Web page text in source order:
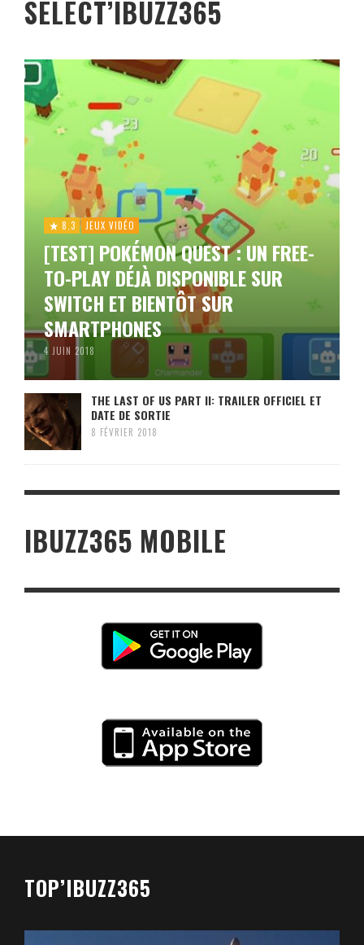
SELECT’IBUZZ365
8.3 JEUX VIDÉO
[TEST] POKÉMON QUEST : UN FREE-
TO-PLAY DÉJÀ DISPONIBLE SUR
SWITCH ET BIENTÔT SUR
SMARTPHONES
4 JUIN 2018
THE LAST OF US PART II: TRAILER OFFICIEL ET
DATE DE SORTIE
8 FÉVRIER 2018
IBUZZ365 MOBILE
TOP’IBUZZ365